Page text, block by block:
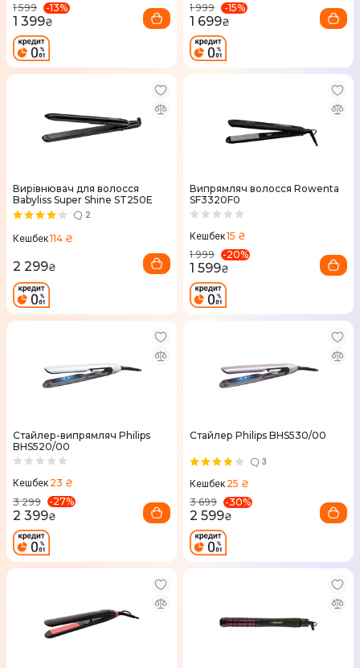
1 599
-13%
1 399₴
1 999
-15%
1 699₴
Вирівнювач для волосся
Babyliss Super Shine ST250E
2
Кешбек114 ₴
2 299₴
Випрямляч волосся Rowenta
SF3320F0
Кешбек15 ₴
1 999
-20%
1 599₴
Стайлер-випрямляч Philips
BHS520/00
Кешбек 23 ₴
3 299
-27%
2 399₴
Стайлер Philips BHS530/00
3
Кешбек 25 ₴
3 699
-30%
2 599₴